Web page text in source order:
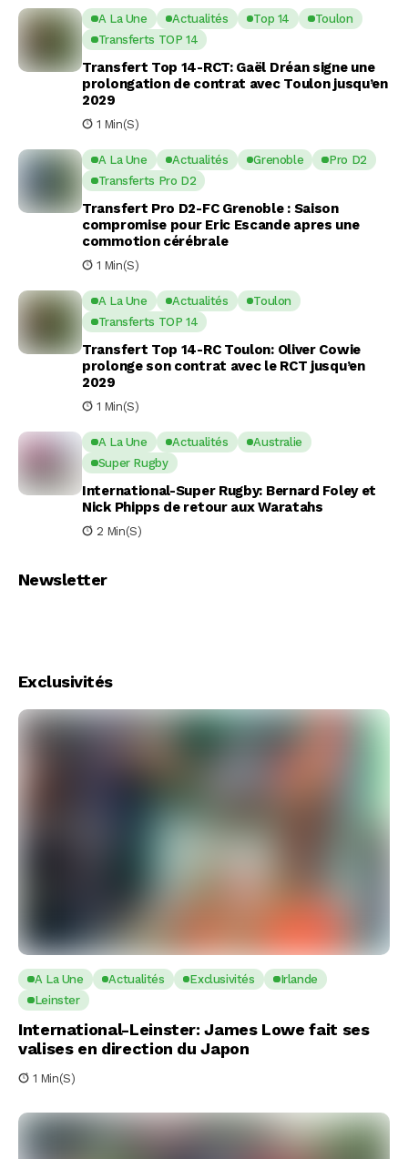
A La Une Actualités Top 14
Toulon
Transferts TOP 14
Transfert Top 14-RCT: Gaël Dréan signe une
prolongation de contrat avec Toulon jusqu’en
2029
1 Min(s)
A La Une Actualités Grenoble
Pro D2
Transferts Pro D2
Transfert Pro D2-FC Grenoble : Saison
compromise pour Eric Escande apres une
commotion cérébrale
1 Min(s)
A La Une Actualités
Toulon
Transferts TOP 14
Transfert Top 14-RC Toulon: Oliver Cowie
prolonge son contrat avec le RCT jusqu’en
2029
1 Min(s)
A La Une Actualités
Australie
Super Rugby
International-Super Rugby: Bernard Foley et
Nick Phipps de retour aux Waratahs
2 Min(s)
Newsletter
Exclusivités
A La Une Actualités Exclusivités
Irlande
Leinster
International-Leinster: James Lowe fait ses
valises en direction du Japon
1 Min(s)